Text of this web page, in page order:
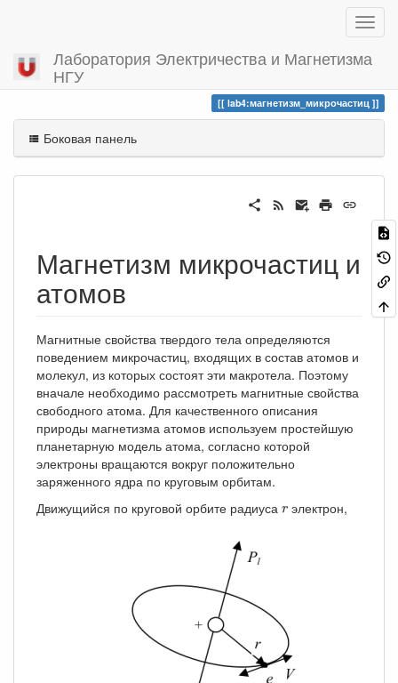
Лаборатория Электричества и Магнетизма
НГУ
Вы посетили
lab4:магнетизм_микрочастиц
Боковая панель
Магнетизм микрочастиц и
атомов
Магнитные свойства твердого тела определяются
поведением микрочастиц, входящих в состав атомов и
молекул, из которых состоят эти макротела. Поэтому
вначале необходимо рассмотреть магнитные свойства
свободного атома. Для качественного описания
природы магнетизма атомов используем простейшую
планетарную модель атома, согласно которой
электроны вращаются вокруг положительно
заряженного ядра по круговым орбитам.
Движущийся по круговой орбите радиуса r
r электрон,